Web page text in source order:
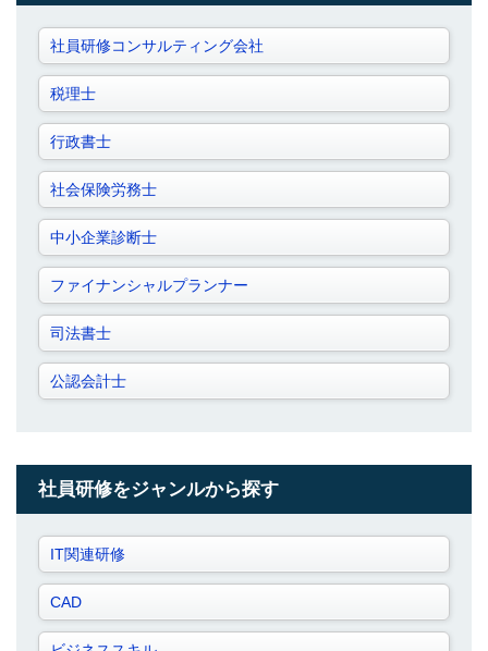
社員研修コンサルティング会社
税理士
行政書士
社会保険労務士
中小企業診断士
ファイナンシャルプランナー
司法書士
公認会計士
社員研修をジャンルから探す
IT関連研修
CAD